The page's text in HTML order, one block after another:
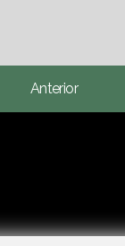
Anterior